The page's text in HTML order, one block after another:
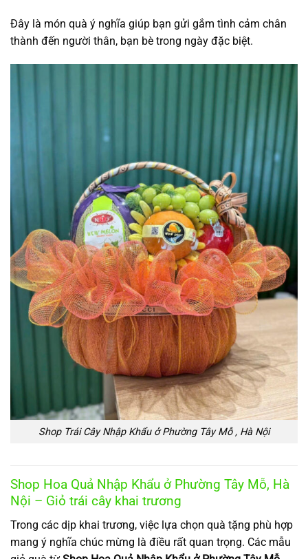
Đây là món quà ý nghĩa giúp bạn gửi gắm tình cảm chân
thành đến người thân, bạn bè trong ngày đặc biệt.
Shop Trái Cây Nhập Khẩu ở Phường Tây Mỗ , Hà Nội
Shop Hoa Quả Nhập Khẩu ở Phường Tây Mỗ, Hà
Nội – Giỏ trái cây khai trương
Trong các dịp khai trương, việc lựa chọn quà tặng phù hợp
mang ý nghĩa chúc mừng là điều rất quan trọng. Các mẫu